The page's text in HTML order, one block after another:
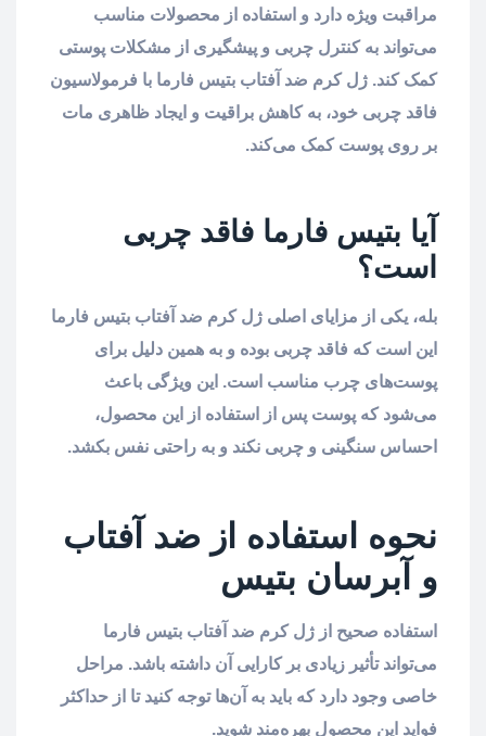
مراقبت ویژه دارد و استفاده از محصولات مناسب
می‌تواند به کنترل چربی و پیشگیری از مشکلات پوستی
کمک کند. ژل کرم ضد آفتاب بتیس فارما با فرمولاسیون
فاقد چربی خود، به کاهش براقیت و ایجاد ظاهری مات
بر روی پوست کمک می‌کند.
آیا بتیس فارما فاقد چربی
است؟
بله، یکی از مزایای اصلی ژل کرم ضد آفتاب بتیس فارما
این است که فاقد چربی بوده و به همین دلیل برای
پوست‌های چرب مناسب است. این ویژگی باعث
می‌شود که پوست پس از استفاده از این محصول،
احساس سنگینی و چربی نکند و به راحتی نفس بکشد.
نحوه استفاده از ضد آفتاب
و آبرسان بتیس
استفاده صحیح از ژل کرم ضد آفتاب بتیس فارما
می‌تواند تأثیر زیادی بر کارایی آن داشته باشد. مراحل
خاصی وجود دارد که باید به آن‌ها توجه کنید تا از حداکثر
فواید این محصول بهره‌مند شوید.